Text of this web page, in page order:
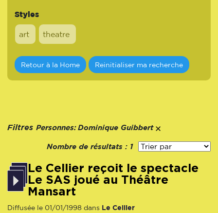
Styles
art theatre
Retour à la Home Reinitialiser ma recherche
Filtres Personnes: Dominique Guibbert
Nombre de résultats : 1
Le Cellier reçoit le spectacle
Le SAS joué au Théâtre
Mansart
Diffusée le 01/01/1998 dans Le Cellier